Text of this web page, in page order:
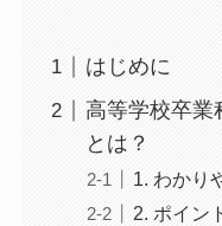
はじめに
高等学校卒業
とは？
1. わかり
2. ポイン